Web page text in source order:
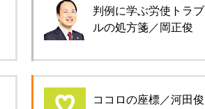
判例に学ぶ労使トラブ
ルの処方箋／岡正俊
ココロの座標／河田俊